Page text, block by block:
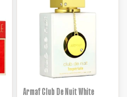
Armaf Club De Nuit White